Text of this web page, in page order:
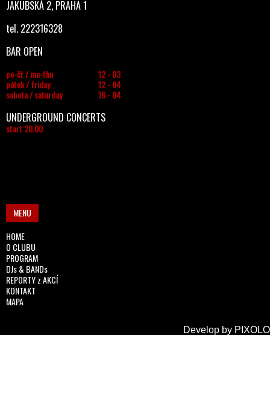
JAKUBSKÁ 2, PRAHA 1
tel. 222316328
BAR OPEN
po-čt / mo-thu
12 - 03
pátek / friday
12 - 04
sobota / saturday
16 - 04
UNDERGROUND CONCERTS
start 20.00
MENU
HOME
O CLUBU
PROGRAM
DJs & BANDs
REPORTY z AKCÍ
KONTAKT
MAPA
Develop by PIXOLO